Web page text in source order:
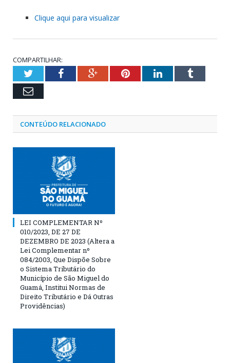
Clique aqui para visualizar
COMPARTILHAR:
TwitterFacebookGoogle+PinterestLinkedInTumblr
Email
CONTEÚDO RELACIONADO
LEI COMPLEMENTAR Nº
010/2023, DE 27 DE
DEZEMBRO DE 2023 (Altera a
Lei Complementar nº
084/2003, Que Dispõe Sobre
o Sistema Tributário do
Município de São Miguel do
Guamá, Institui Normas de
Direito Tributário e Dá Outras
Providências)